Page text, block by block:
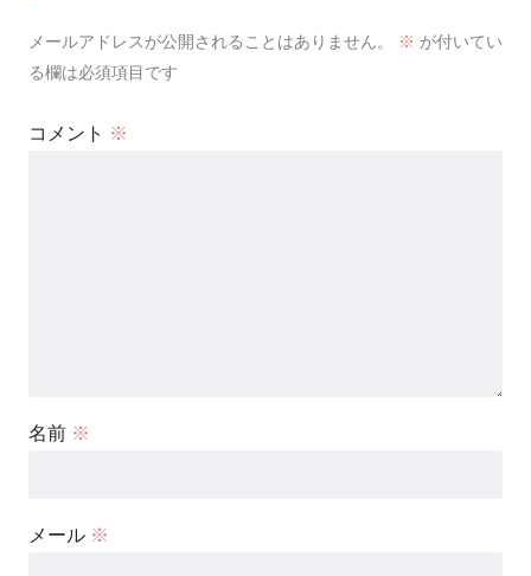
メールアドレスが公開されることはありません。 ※ が付いてい
る欄は必須項目です
コメント ※
名前 ※
メール ※